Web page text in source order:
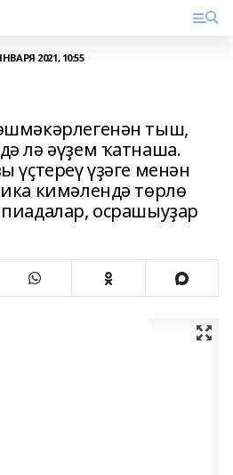
2021, 10:55
тыш,
лә әүҙем ҡатнаша.
үҫтереү үҙәге менән
кимәлендә төрлө
осрашыу­ҙар